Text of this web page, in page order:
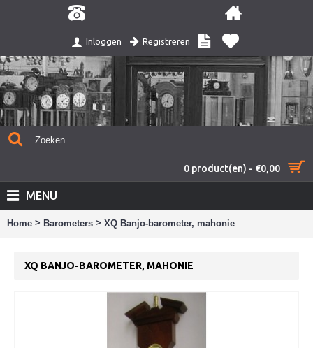
Inloggen Registreren
0 product(en) - €0,00
MENU
Home > Barometers > XQ Banjo-barometer, mahonie
XQ BANJO-BAROMETER, MAHONIE